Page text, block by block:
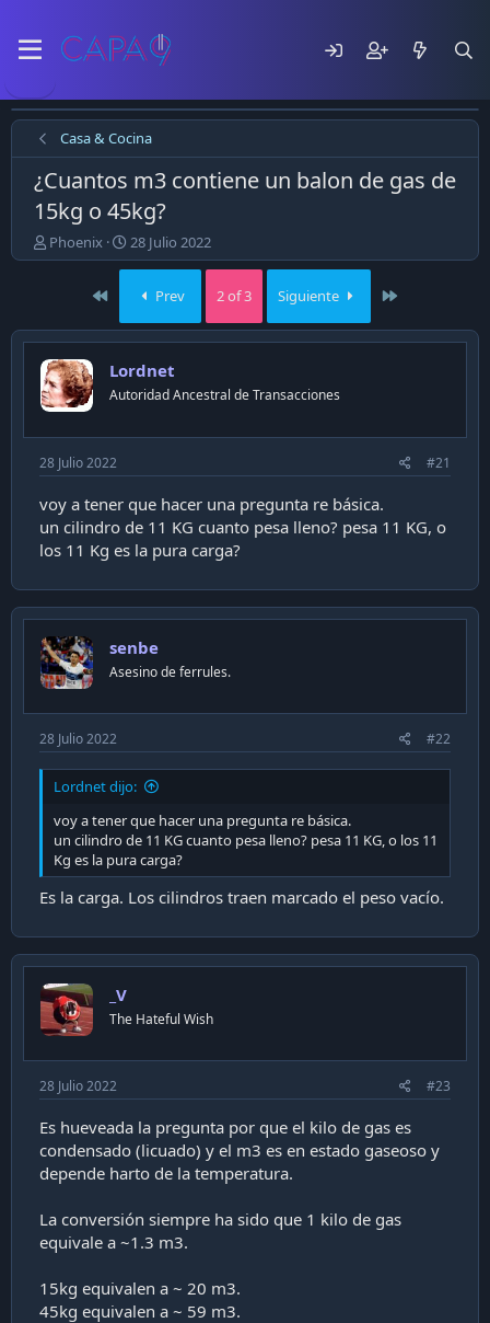
Casa & Cocina
¿Cuantos m3 contiene un balon de gas de
15kg o 45kg?
E
m
ó
e
l
t
e
m
a
Phoenix
F
e
a
d
p
u
l
c
a
c
i
ó
28 Julio 2022
First Prev 2 of 3 Siguiente
Lordnet
Autoridad Ancestral de Transacciones
28 Julio 2022 #21
voy a tener que hacer una pregunta re básica.
un cilindro de 11 KG cuanto pesa lleno? pesa 11 KG, o
los 11 Kg es la pura carga?
senbe
Asesino de ferrules.
28 Julio 2022 #22
Lordnet dijo:
voy a tener que hacer una pregunta re básica.
un cilindro de 11 KG cuanto pesa lleno? pesa 11 KG, o los 11
Kg es la pura carga?
Es la carga. Los cilindros traen marcado el peso vacío.
_V
The Hateful Wish
28 Julio 2022 #23
Es hueveada la pregunta por que el kilo de gas es
condensado (licuado) y el m3 es en estado gaseoso y
depende harto de la temperatura.
La conversión siempre ha sido que 1 kilo de gas
equivale a ~1.3 m3.
15kg equivalen a ~ 20 m3.
45kg equivalen a ~ 59 m3.